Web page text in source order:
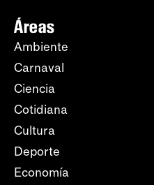
Áreas
Ambiente
Carnaval
Ciencia
Cotidiana
Cultura
Deporte
Economía